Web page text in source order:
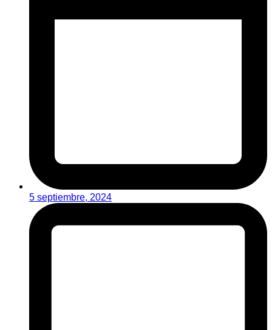
5 septiembre, 2024